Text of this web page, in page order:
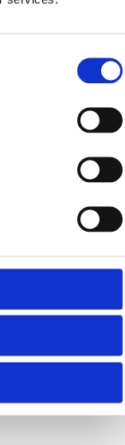
Wij kiezen
van onze